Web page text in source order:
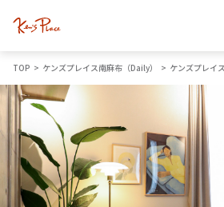
TOP ケンズプレイス南麻布（Daily） ケンズプレイ